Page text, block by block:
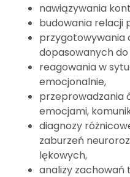
nawiązywania
budowania relacji
przygotowywania
dopasowanych
reagowania w
emocjonalnie,
przeprowadzania
emocjami,
diagnozy
zaburzeń
lękowych,
analizy zachowań